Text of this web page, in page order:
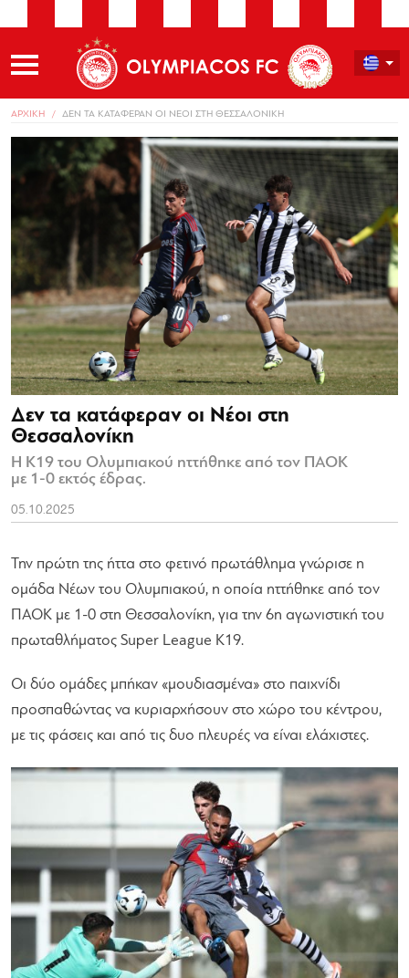
ΑΡΧΙΚΗ ΔΕΝ ΤΑ ΚΑΤΑΦΕΡΑΝ ΟΙ ΝΕΟΙ ΣΤΗ ΘΕΣΣΑΛΟΝΙΚΗ
Δεν τα κατάφεραν οι Νέοι στη
Θεσσαλονίκη
Η Κ19 του Ολυμπιακού ηττήθηκε από τον ΠΑΟΚ
με 1-0 εκτός έδρας.
05.10.2025
Την πρώτη της ήττα στο φετινό πρωτάθλημα γνώρισε η
ομάδα Νέων του Ολυμπιακού, η οποία ηττήθηκε από τον
ΠΑΟΚ με 1-0 στη Θεσσαλονίκη, για την 6η αγωνιστική του
πρωταθλήματος Super League Κ19.
Οι δύο ομάδες μπήκαν «μουδιασμένα» στο παιχνίδι
προσπαθώντας να κυριαρχήσουν στο χώρο του κέντρου,
με τις φάσεις και από τις δυο πλευρές να είναι ελάχιστες.